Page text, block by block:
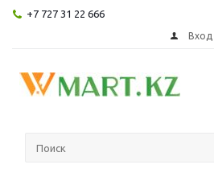
+7 727 31 22 666
Вход